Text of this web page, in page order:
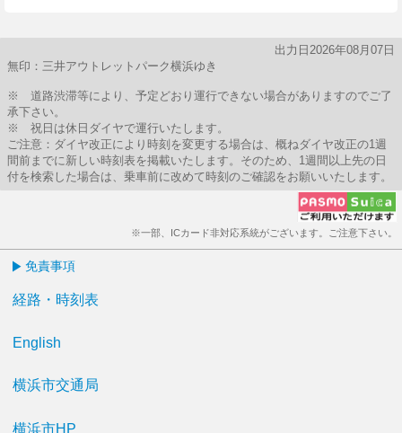
出力日2026年08月07日
無印：三井アウトレットパーク横浜ゆき
※ 道路渋滞等により、予定どおり運行できない場合がありますのでご了
承下さい。
※ 祝日は休日ダイヤで運行いたします。
ご注意：ダイヤ改正により時刻を変更する場合は、概ねダイヤ改正の1週
間前までに新しい時刻表を掲載いたします。そのため、1週間以上先の日
付を検索した場合は、乗車前に改めて時刻のご確認をお願いいたします。
※一部、ICカード非対応系統がございます。ご注意下さい。
免責事項
経路・時刻表
English
横浜市交通局
横浜市HP